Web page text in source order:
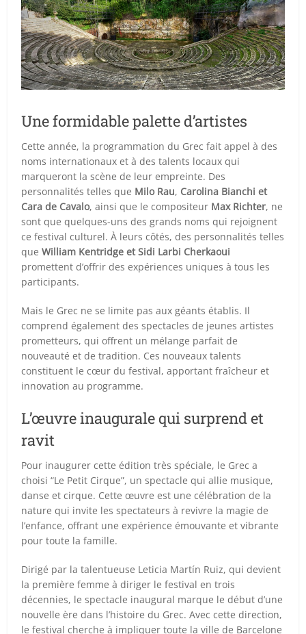
Une formidable palette d’artistes
Cette année, la programmation du Grec fait appel à des
noms internationaux et à des talents locaux qui
marqueront la scène de leur empreinte. Des
personnalités telles que Milo Rau, Carolina Bianchi et
Cara de Cavalo, ainsi que le compositeur Max Richter, ne
sont que quelques-uns des grands noms qui rejoignent
ce festival culturel. À leurs côtés, des personnalités telles
queWilliam Kentridge et Sidi Larbi Cherkaoui
promettent d’offrir des expériences uniques à tous les
participants.
Mais le Grec ne se limite pas aux géants établis. Il
comprend également des spectacles de jeunes artistes
prometteurs, qui offrent un mélange parfait de
nouveauté et de tradition. Ces nouveaux talents
constituent le cœur du festival, apportant fraîcheur et
innovation au programme.
L’œuvre inaugurale qui surprend et
ravit
Pour inaugurer cette édition très spéciale, le Grec a
choisi “Le Petit Cirque”, un spectacle qui allie musique,
danse et cirque. Cette œuvre est une célébration de la
nature qui invite les spectateurs à revivre la magie de
l’enfance, offrant une expérience émouvante et vibrante
pour toute la famille.
Dirigé par la talentueuse Leticia Martín Ruiz, qui devient
la première femme à diriger le festival en trois
décennies, le spectacle inaugural marque le début d’une
nouvelle ère dans l’histoire du Grec. Avec cette direction,
le festival cherche à impliquer toute la ville de Barcelone